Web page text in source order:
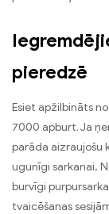
pieredzē
Esiet apžilbināts
7000 apburt. Ja
parāda aizraujošu
ugunīgi sarkanai,
burvīgi
tvaicēšanas